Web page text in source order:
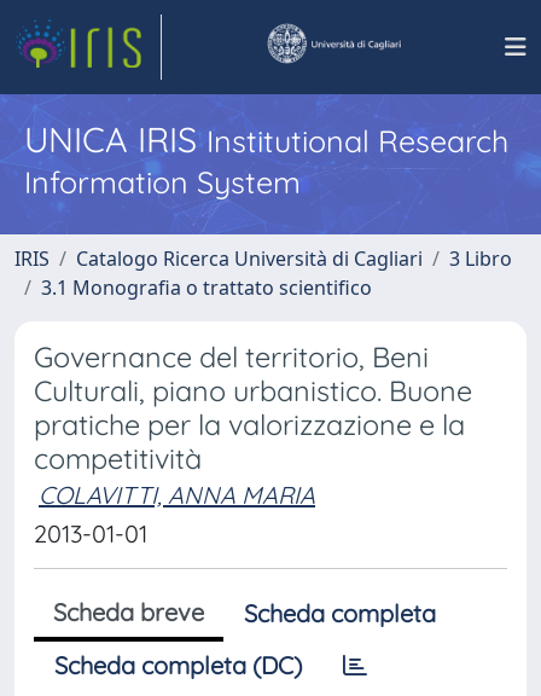
UNICA IRISInstitutional Research
Information System
IRIS Catalogo Ricerca Università di Cagliari
3 Libro
3.1 Monografia o trattato scientifico
Governance del territorio, Beni
Culturali, piano urbanistico. Buone
pratiche per la valorizzazione e la
competitività
COLAVITTI, ANNA MARIA
2013-01-01
Scheda breve
Scheda completa
Scheda completa (DC)